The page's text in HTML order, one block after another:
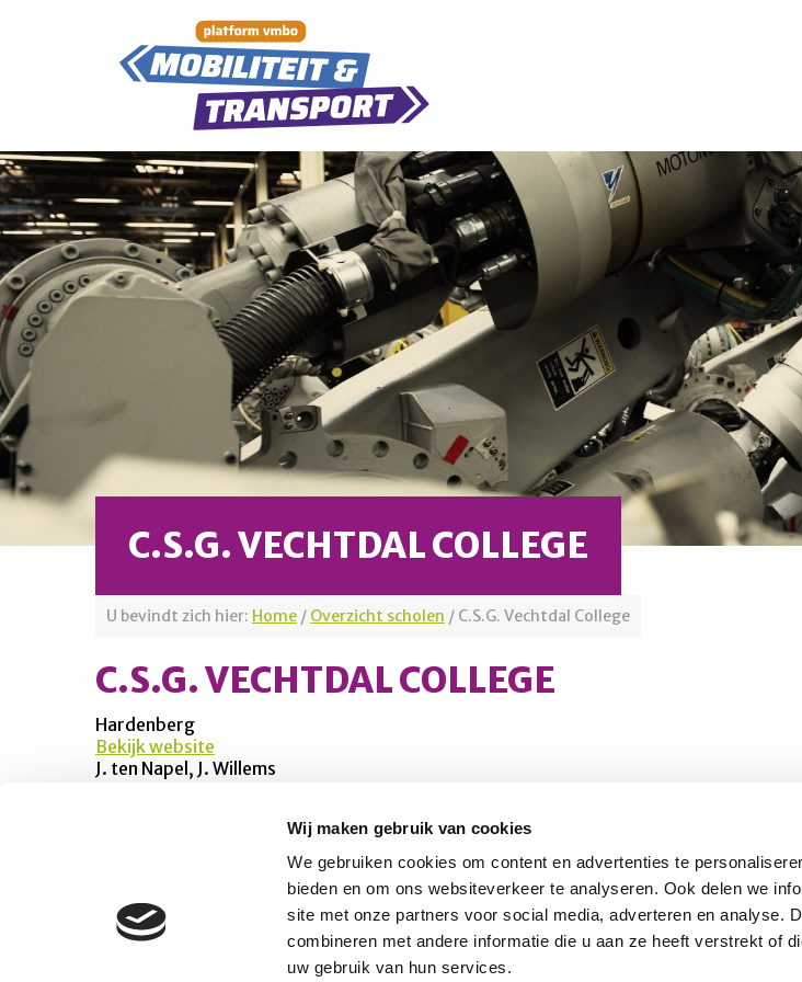
Wij maken gebruik van cookies
We gebruiken cookies om content en advertenties te
bieden en om ons websiteverkeer te analyseren. Ook delen we
site met onze partners voor social media, adverteren en analyse.
combineren met andere informatie die u aan ze heeft verstrekt of
uw gebruik van hun services.
C.S.G. VECHTDAL COLLEGE
U bevindt zich hier: Home / Overzicht scholen / C.S.G. Vechtdal College
C.S.G. VECHTDAL COLLEGE
Hardenberg
Bekijk website
J. ten Napel, J. Willems
Platform Mobiliteit en Transport
Telefoon: 06-23 58 89 49
E-mail:
secretariaat@platformmobiliteitentransport.nl
Schrijf u in voor onze
Inschrijven